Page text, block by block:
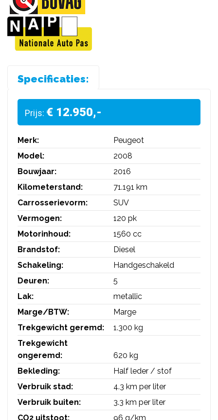
Specificaties:
Prijs: € 12.950,-
Merk:
Peugeot
Model:
2008
Bouwjaar:
2016
Kilometerstand:
71.191 km
Carrosserievorm:
SUV
Vermogen:
120 pk
Motorinhoud:
1560 cc
Brandstof:
Diesel
Schakeling:
Handgeschakeld
Deuren:
5
Lak:
metallic
Marge/BTW:
Marge
Trekgewicht geremd:
1.300 kg
Trekgewicht
ongeremd:
620 kg
Bekleding:
Half leder / stof
Verbruik stad:
4.3 km per liter
Verbruik buiten:
3.3 km per liter
CO2 uitstoot:
96 g/km